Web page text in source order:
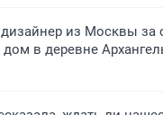
из Москвы за
в деревне